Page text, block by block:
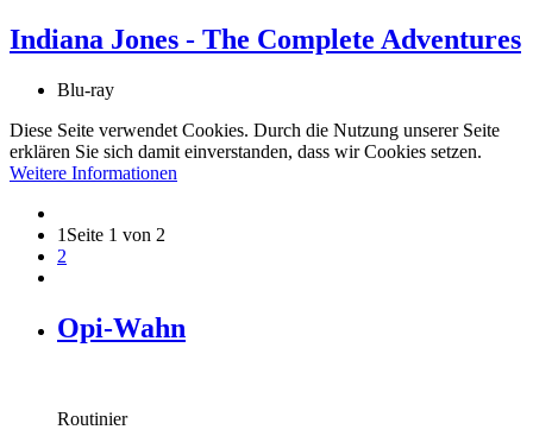
Indiana Jones - The Complete Adventures
Blu-ray
Diese Seite verwendet Cookies. Durch die Nutzung unserer Seite
erklären Sie sich damit einverstanden, dass wir Cookies setzen.
Weitere Informationen
1 Seite 1 von 2
2
Opi-Wahn
Routinier